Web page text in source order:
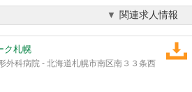
関連求人情報
ク札幌
科病院 - 北海道札幌市南区南３３条西